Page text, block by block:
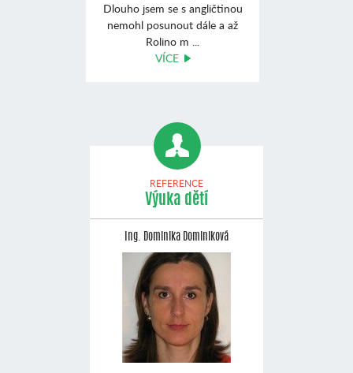
Dlouho jsem se s angličtinou
nemohl posunout dále a až
Rolino m ...
VÍCE
REFERENCE
Výuka dětí
Ing. Dominika Dominiková